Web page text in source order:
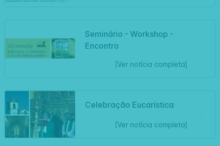
Seminário - Workshop -
Encontro
[Ver notícia completa]
Celebração Eucarística
[Ver notícia completa]